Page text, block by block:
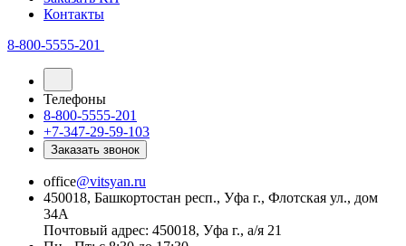
Контакты
8-800-5555-201
Телефоны
8-800-5555-201
+7-347-29-59-103
Заказать звонок
office@vitsyan.ru
450018, Башкортостан респ., Уфа г., Флотская ул., дом
34А
Почтовый адрес: 450018, Уфа г., а/я 21